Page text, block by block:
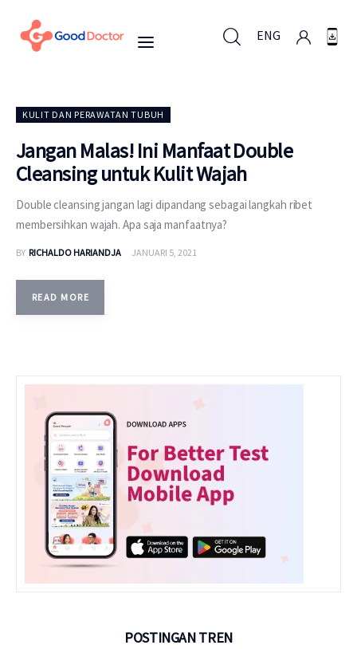
ENG
Untuk Bisnis
Untuk Anda
Mengapa Good Doctor
Berita
KULIT DAN PERAWATAN TUBUH
Jangan Malas! Ini Manfaat Double
Cleansing untuk Kulit Wajah
Double cleansing jangan lagi dipandang sebagai langkah ribet
membersihkan wajah. Apa saja manfaatnya?
BY RICHALDO HARIANDJA JANUARI 5, 2021
READ MORE
POSTINGAN TREN